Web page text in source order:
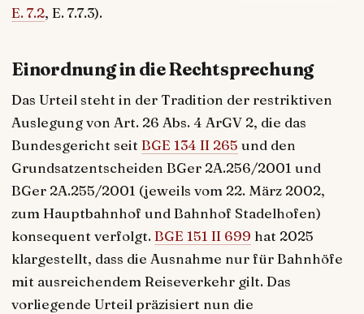
E. 7.2, E. 7.7.3).
Einordnung in die Rechtsprechung
Das Urteil steht in der Tradition der restriktiven
Auslegung von Art. 26 Abs. 4 ArGV 2, die das
Bundesgericht seit BGE 134 II 265 und den
Grundsatzentscheiden BGer 2A.256/2001 und
BGer 2A.255/2001 (jeweils vom 22. März 2002,
zum Hauptbahnhof und Bahnhof Stadelhofen)
konsequent verfolgt.BGE 151 II 699 hat 2025
klargestellt, dass die Ausnahme nur für Bahnhöfe
mit ausreichendem Reiseverkehr gilt. Das
vorliegende Urteil präzisiert nun die